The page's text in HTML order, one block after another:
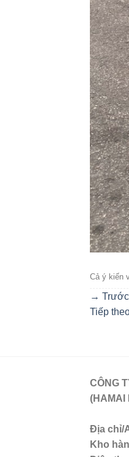
Cả ý kiến
→ Trước
Tiếp
CÔNG
(HAMAI
Địa chỉ/
Kho